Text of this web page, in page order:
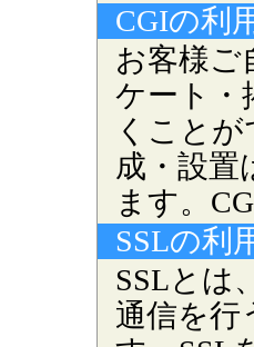
CGIの利
お客様ご
ケート・
くこと
成・設置
ます。
SSLの利
SSLとは
通信を行